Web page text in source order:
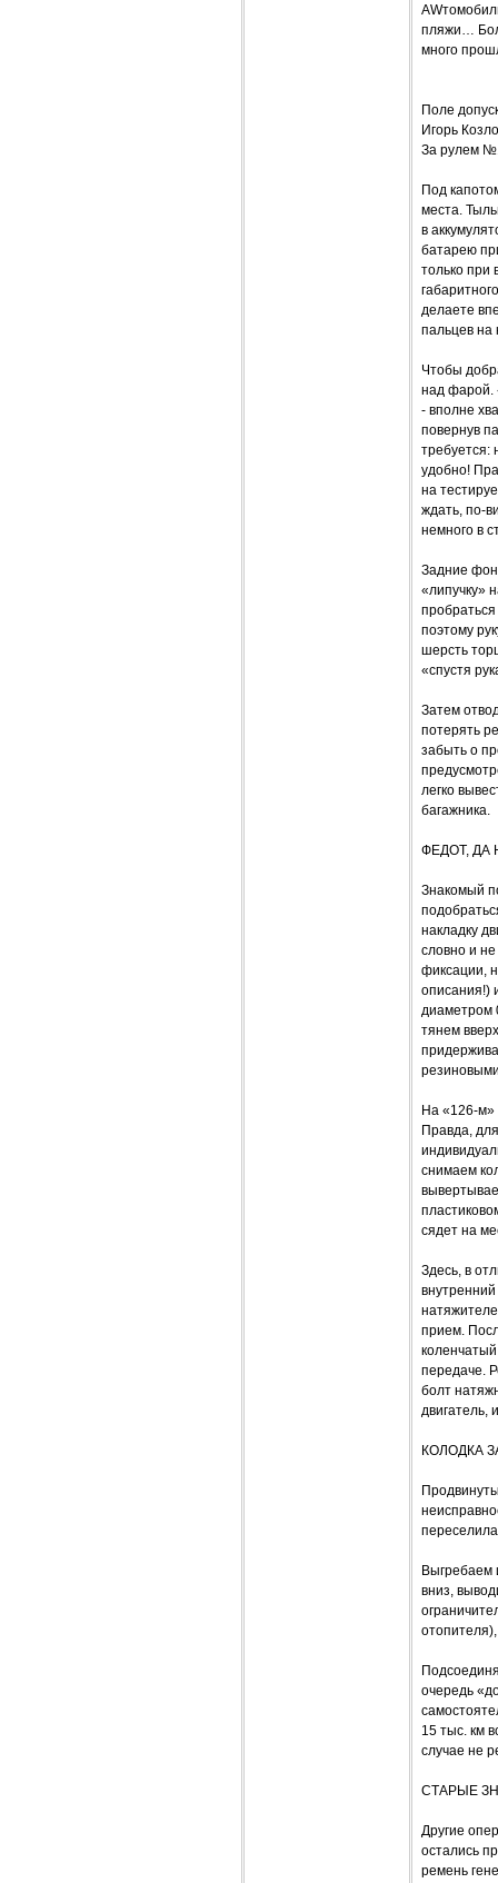
пляжи…
много
Поле
Игорь
За рулем
Под
места.
в
батарею
только при
делаете
пальцев на
Чтобы
над фарой.
- вполне
повернув
требуется:
удобно!
на
ждать, по-
немного в
Задние
«липучку»
поэтому
шерсть
«спустя
Затем
потерять
забыть о
легко
багажника.
ФЕДОТ, ДА
Знакомый
накладку
словно и
фиксации,
описания!)
диаметром
тянем
На «126-м»
Правда,
снимаем
сядет на
Здесь, в
прием.
передаче.
болт
двигатель,
КОЛОДКА
Выгребаем
вниз,
очередь
15 тыс. км
случае не
СТАРЫЕ
Другие
остались
ремень